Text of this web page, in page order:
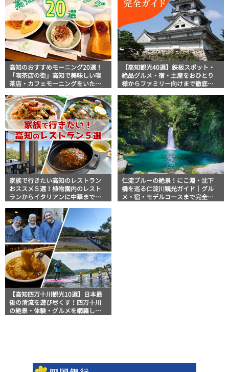
高知のおすすめモーニング20選！
「喫茶店の街」高知で美味しい喫
茶店・カフェモーニングをいただ
【高知観光40選】鉄板スポット・
絶品グルメ・宿・土産をおひとり
様からファミリー向けまで徹底解
家族で行きたい高知のレストラン
おススメ５選！植物園内のレスト
ランからイタリアンに中華まで楽
仁淀ブルーの絶景！にこ淵・沈下
橋を巡る仁淀川観光ガイド｜グル
メ・宿・モデルコースまで完全網
【高知四万十川観光10選】日本最
後の清流を遊び尽くす！四万十川
の絶景・体験・グルメを網羅した